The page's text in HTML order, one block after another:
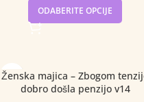
ODABERITE OPCIJE
Ženska majica – Zbogom
dobro došla penzijo v14